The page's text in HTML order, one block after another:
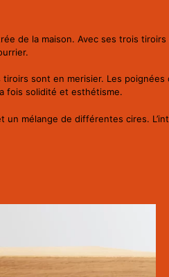
de la maison. Avec ses trois
sont en merisier. Les
fois solidité et esthétisme.
un mélange de différentes cires.